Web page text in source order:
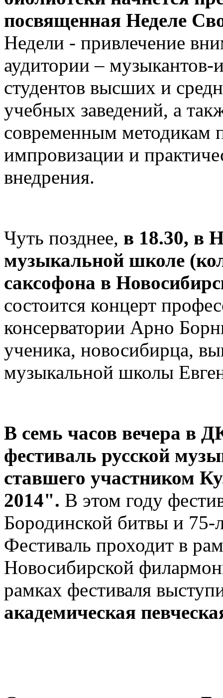
посвященная Неделе
Недели - привлечение
аудитории – музыкантов-
студентов высших и
учебных заведений, а
современным методикам
импровизации и
внедрения.
Чуть позднее, в 18.30, в
музыкальной школе
саксофона в
состоится концерт
консерватории Арно
ученика, новосибирца,
музыкальной школы
В семь часов вечера в
фестиваль русской
ставшего участником
2014". В этом году
Бородинской битвы и 75-
Фестиваль проходит в
Новосибирской
рамках фестиваля
академическая